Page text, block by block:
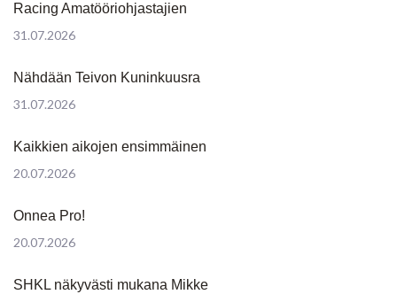
Racing Amatööriohjastajien
31.07.2026
Nähdään Teivon Kuninkuusra
31.07.2026
Kaikkien aikojen ensimmäinen
20.07.2026
Onnea Pro!
20.07.2026
SHKL näkyvästi mukana Mikke